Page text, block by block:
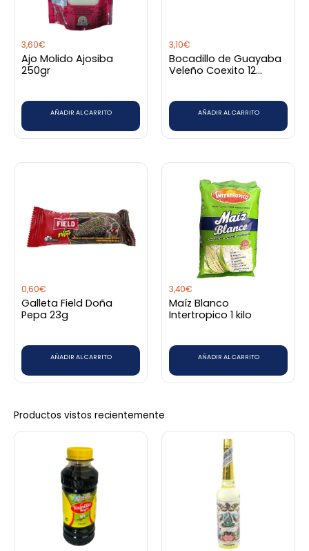
3,60€
Ajo Molido Ajosiba
250gr
AÑADIR AL CARRITO
3,10€
Bocadillo de Guayaba
Veleño Coexito 12
AÑADIR AL CARRITO
0,60€
Galleta Field Doña
Pepa 23g
AÑADIR AL CARRITO
3,40€
Maíz Blanco
Intertropico 1 kilo
AÑADIR AL CARRITO
Productos vistos recientemente